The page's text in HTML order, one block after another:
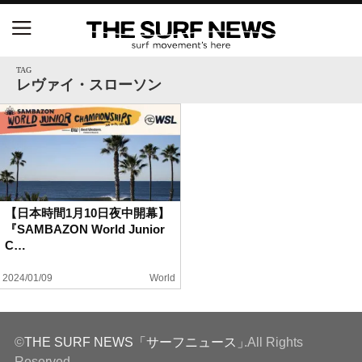
TAG
レヴァイ・スローソン
【日本時間1月10日夜中開幕】
『SAMBAZON World Junior
C…
2024/01/09 World
©THE SURF NEWS「サーフニュース」.All Rights
【五十嵐カノア独占インタビュー】旧友レオ、ジャ
ックとの豪華プライベートセッション
S.ONE ショート＆ロング開幕戦・現地リポート（高
橋みなと）
ニュース
特集
試合